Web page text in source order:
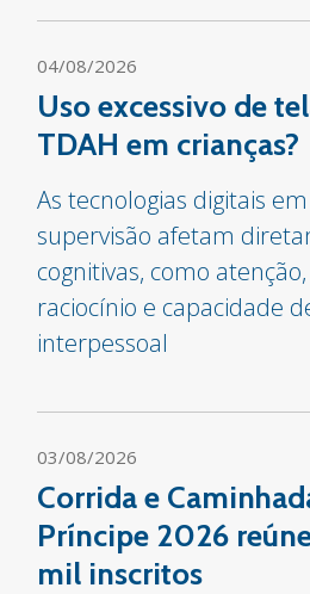
04/08/2026
Uso excessivo de
TDAH em crianças?
As tecnologias digitais
supervisão afetam
cognitivas, como
raciocínio e capacidade
interpessoal
03/08/2026
Corrida e
Príncipe 2026
mil inscritos